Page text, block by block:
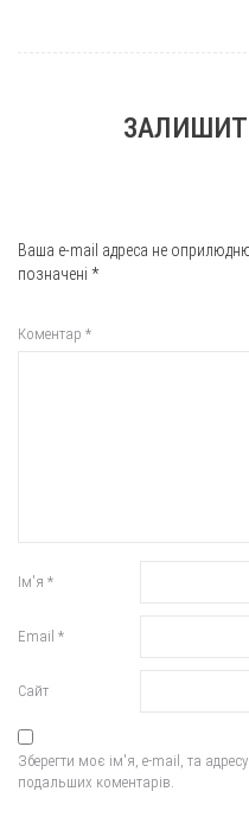
Ваша e-mail адреса не
позначені *
Коментар *
Ім'я *
Email *
Сайт
Зберегти моє ім'я, e-mail, та
подальших коментарів.